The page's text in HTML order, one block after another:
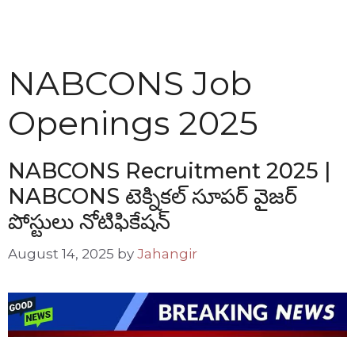
NABCONS Job
Openings 2025
NABCONS Recruitment 2025 |
NABCONS టెక్నికల్ సూపర్ వైజర్
పోస్టులు నోటిఫికేషన్
August 14, 2025 by Jahangir